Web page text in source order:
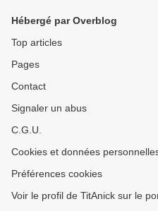
Hébergé par Overblog
Top articles
Pages
Contact
Signaler un abus
C.G.U.
Cookies et données
Préférences cookies
Voir le profil de TitAnick sur le